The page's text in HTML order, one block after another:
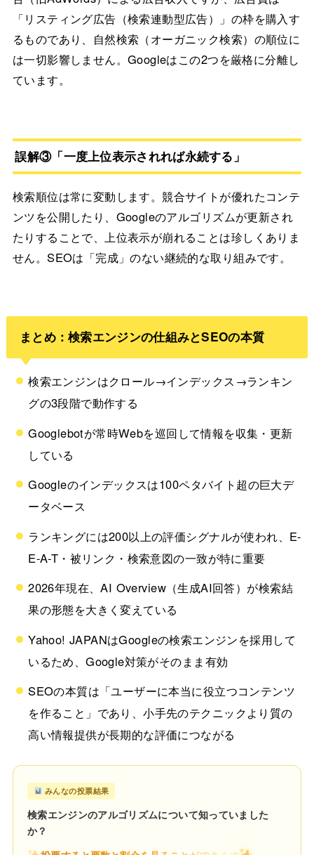
「リスティング広告（検索連動型広告）」の枠を購入す
るものであり、自然検索（オーガニック検索）の順位に
は一切影響しません。Googleはこの2つを厳格に分離し
ています。
誤解③「一度上位表示されれば永続する」
検索順位は常に変動します。競合サイトが優れたコンテ
ンツを公開したり、Googleのアルゴリズムが更新され
たりすることで、上位表示が崩れることは珍しくありま
せん。SEOは「完成」のない継続的な取り組みです。
まとめ：検索エンジンの仕組みとSEOの本質
検索エンジンはクロール→インデックス→ランキン
グの3段階で動作する
Googlebotが常時Webを巡回して情報を収集・更新
している
Googleのインデックスは100ペタバイト超の巨大デ
ータベース
ランキングには200以上の評価シグナルが使われ、E-
E-A-T・被リンク・検索意図の一致が特に重要
2026年現在、AI Overview（生成AI回答）が検索結
果の形態を大きく変えている
Yahoo! JAPANはGoogleの検索エンジンを採用して
いるため、Google対策がそのまま有効
SEOの本質は「ユーザーに本当に役立つコンテンツ
を作ること」であり、小手先のテクニックより質の
高い情報提供が長期的な評価につながる
みんなの投票結果
検索エンジンのアルゴリズムについて知っていました
か？